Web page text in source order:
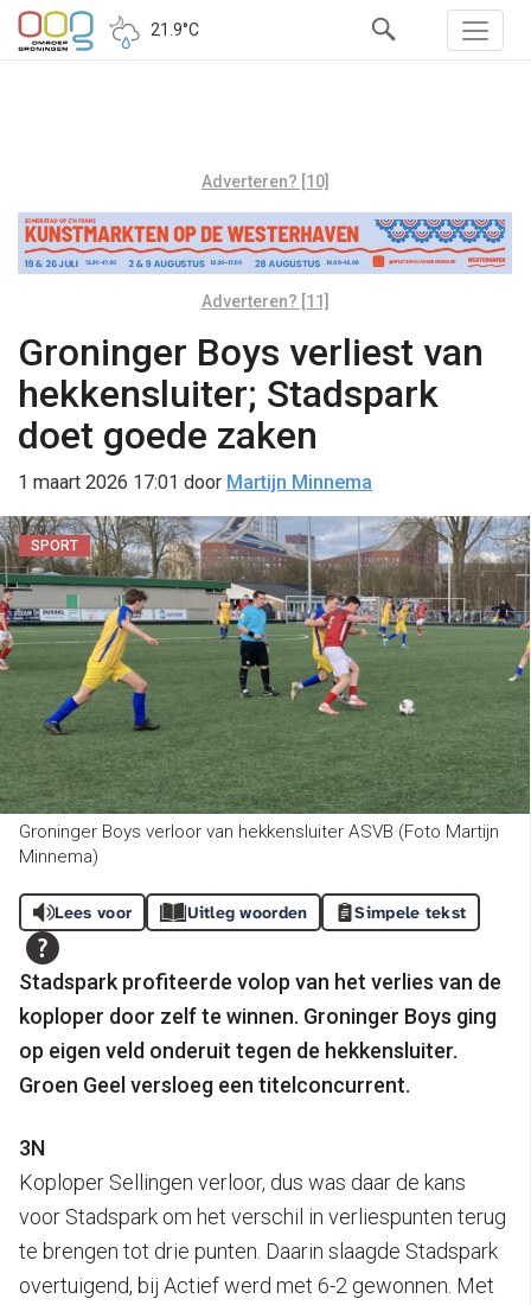
21.9°C
Adverteren? [10]
Adverteren? [11]
Groninger Boys verliest van
hekkensluiter; Stadspark
doet goede zaken
1 maart 2026 17:01 door Martijn Minnema
SPORT
Groninger Boys verloor van hekkensluiter ASVB (Foto Martijn
Minnema)
Lees voor Uitleg woorden Simpele tekst
Stadspark profiteerde volop van het verlies van de
koploper door zelf te winnen. Groninger Boys ging
op eigen veld onderuit tegen de hekkensluiter.
Groen Geel versloeg een titelconcurrent.
3N
Koploper Sellingen verloor, dus was daar de kans
voor Stadspark om het verschil in verliespunten terug
te brengen tot drie punten. Daarin slaagde Stadspark
overtuigend, bij Actief werd met 6-2 gewonnen. Met